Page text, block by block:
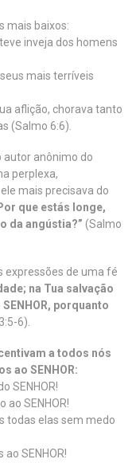
mais baixos:
inveja dos homens
mais terríveis
aflição, chorava tanto
(Salmo 6:6).
autor anônimo do
perplexa,
mais precisava do
que estás longe,
da angústia?” (Salmo
expressões de uma fé
na Tua salvação
porquanto
6).
a todos nós
ao SENHOR:
SENHOR!
SENHOR!
todas elas sem medo
SENHOR!